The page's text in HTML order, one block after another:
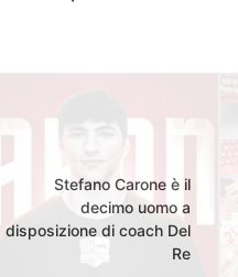
Stefano Carone è il
decimo uomo a
disposizione di coach Del
Re